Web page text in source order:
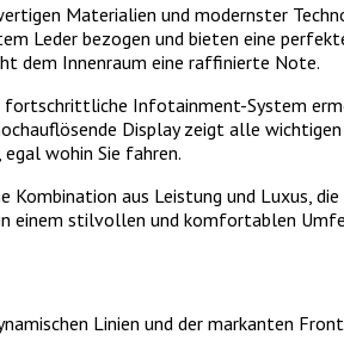
Materialien und modernster
Leder bezogen und bieten eine
dem Innenraum eine raffinierte Note.
Infotainment-System
Display zeigt alle
wohin Sie fahren.
aus Leistung und Luxus,
einem stilvollen und komfortablen
Linien und der markanten